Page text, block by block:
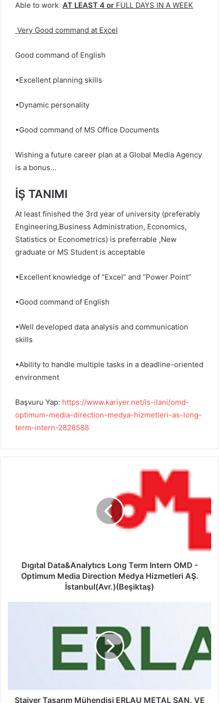
Able to work AT LEAST 4 or FULL DAYS IN A WEEK
Very Good command at Excel
Good command of English
•Excellent planning skills
•Dynamic personality
•Good command of MS Office Documents
Wishing a future career plan at a Global Media Agency
is a bonus…
İŞ TANIMI
At least finished the 3rd year of university (preferably
Engineering,Business Administration, Economics,
Statistics or Econometrics) is preferrable ,New
graduate or MS Student is acceptable
•Excellent knowledge of “Excel” and “Power Point”
•Good command of English
•Well developed data analysis and communication
skills
•Ability to handle multiple tasks in a deadline-oriented
environment
Başvuru Yap: https://www.kariyer.net/is-ilani/omd-
optimum-media-direction-medya-hizmetleri-as-long-
term-intern-2828588
Dıgıtal Data&Analytıcs Long Term Intern OMD -
Optimum Media Direction Medya Hizmetleri AŞ.
İstanbul(Avr.)(Beşiktaş)
Stajyer Tasarım Mühendisi ERLAU METAL SAN. VE